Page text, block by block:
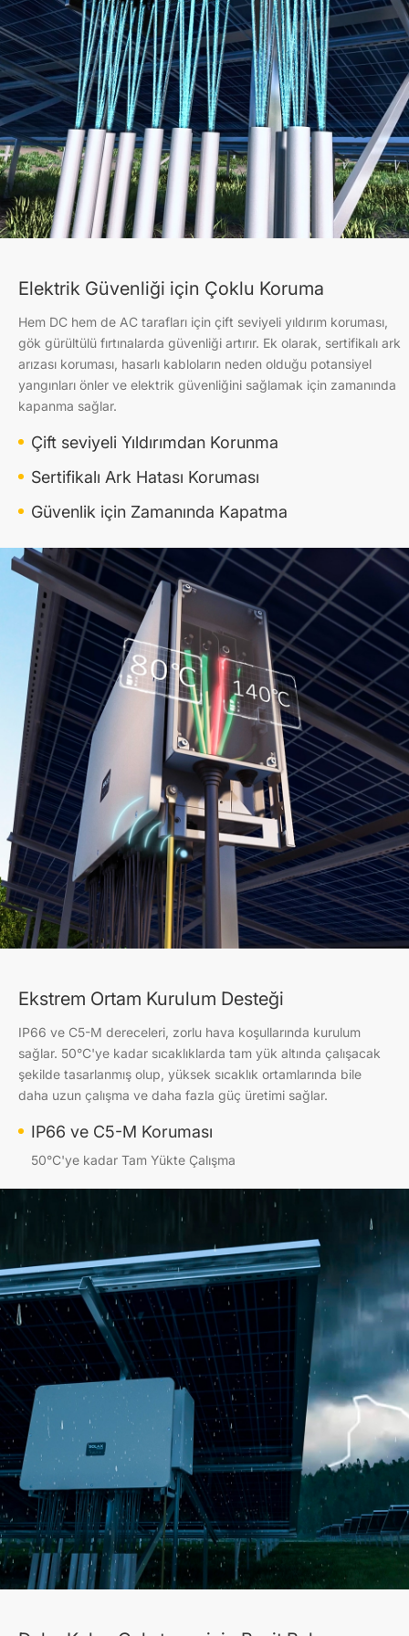
Elektrik Güvenliği için Çoklu Koruma
Hem DC hem de AC tarafları için çift seviyeli yıldırım koruması,
gök gürültülü fırtınalarda güvenliği artırır. Ek olarak, sertifikalı ark
arızası koruması, hasarlı kabloların neden olduğu potansiyel
yangınları önler ve elektrik güvenliğini sağlamak için zamanında
kapanma sağlar.
Çift seviyeli Yıldırımdan Korunma
Sertifikalı Ark Hatası Koruması
Güvenlik için Zamanında Kapatma
Ekstrem Ortam Kurulum Desteği
IP66 ve C5-M dereceleri, zorlu hava koşullarında kurulum
sağlar. 50°C'ye kadar sıcaklıklarda tam yük altında çalışacak
şekilde tasarlanmış olup, yüksek sıcaklık ortamlarında bile
daha uzun çalışma ve daha fazla güç üretimi sağlar.
IP66 ve C5-M Koruması
50°C'ye kadar Tam Yükte Çalışma